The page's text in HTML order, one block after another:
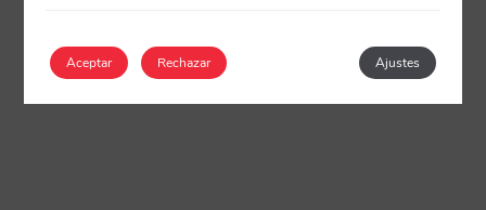
Aceptar Ajustes
Rechazar